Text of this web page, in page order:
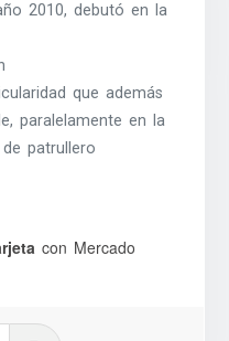
2010, debutó en la
que además
paralelamente en la
patrullero
con Mercado